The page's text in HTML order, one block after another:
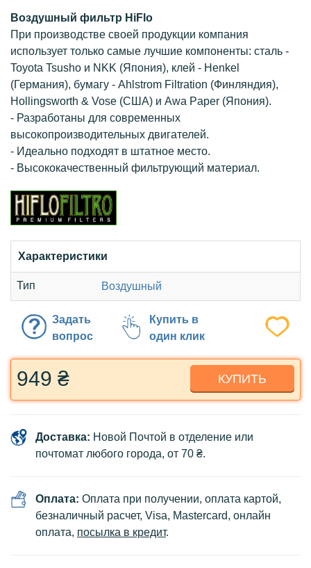
Воздушный фильтр HiFlo
При производстве своей продукции компания
использует только самые лучшие компоненты: сталь -
Toyota Tsusho и NKK (Япония), клей - Henkel
(Германия), бумагу - Ahlstrom Filtration (Финляндия),
Hollingsworth & Vose (США) и Awa Paper (Япония).
- Разработаны для современных
высокопроизводительных двигателей.
- Идеально подходят в штатное место.
- Высококачественный фильтрующий материал.
Характеристики
Тип Воздушный
Задать
вопрос
Купить в
один клик
949 ₴ КУПИТЬ
Доставка: Новой Почтой в отделение или
почтомат любого города, от 70 ₴.
Оплата: Оплата при получении, оплата картой,
безналичный расчет, Visa, Mastercard, онлайн
оплата, посылка в кредит.